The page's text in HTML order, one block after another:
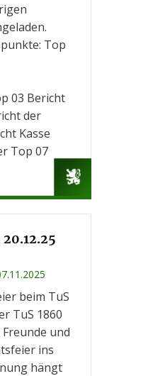
Top
der
Kasse
Top 07
beim TuS
TuS 1860
und
ins
hängt